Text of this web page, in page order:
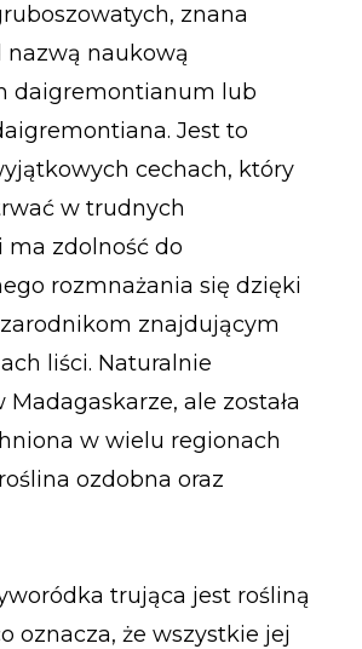
znana
nazwą naukową
daigremontianum lub
Jest to
cechach, który
w trudnych
zdolność do
rozmnażania się dzięki
znajdującym
liści. Naturalnie
ale została
w wielu regionach
ozdobna oraz
trująca jest rośliną
oznacza, że wszystkie jej